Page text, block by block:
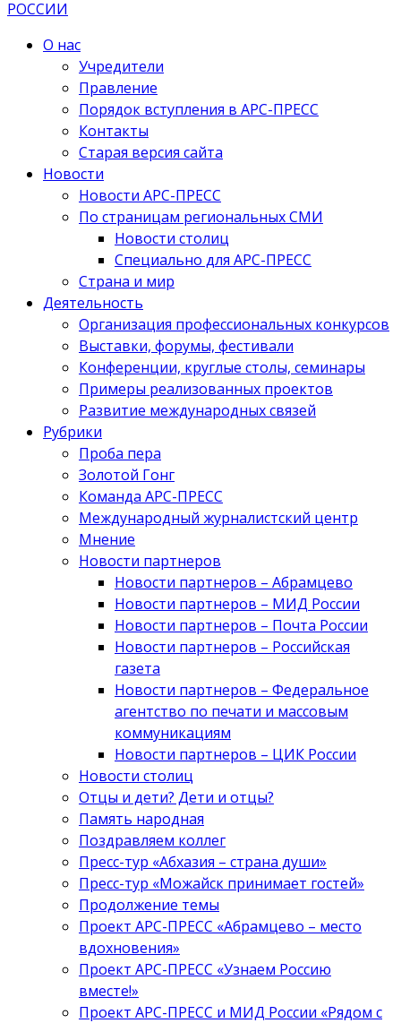
О нас
Учредители
Правление
Порядок вступления в АРС-ПРЕСС
Контакты
Старая версия сайта
Новости
Новости АРС-ПРЕСС
По страницам региональных СМИ
Новости столиц
Специально для АРС-ПРЕСС
Страна и мир
Деятельность
Организация профессиональных конкурсов
Выставки, форумы, фестивали
Конференции, круглые столы, семинары
Примеры реализованных проектов
Развитие международных связей
Рубрики
Проба пера
Золотой Гонг
Команда АРС-ПРЕСС
Международный журналистский центр
Мнение
Новости партнеров
Новости партнеров – Абрамцево
Новости партнеров – МИД России
Новости партнеров – Почта России
Новости партнеров – Российская
газета
Новости партнеров – Федеральное
агентство по печати и массовым
коммуникациям
Новости партнеров – ЦИК России
Новости столиц
Отцы и дети? Дети и отцы?
Память народная
Поздравляем коллег
Пресс-тур «Абхазия – страна души»
Пресс-тур «Можайск принимает гостей»
Продолжение темы
Проект АРС-ПРЕСС «Абрамцево – место
вдохновения»
Проект АРС-ПРЕСС «Узнаем Россию
вместе!»
Проект АРС-ПРЕСС и МИД России «Рядом с